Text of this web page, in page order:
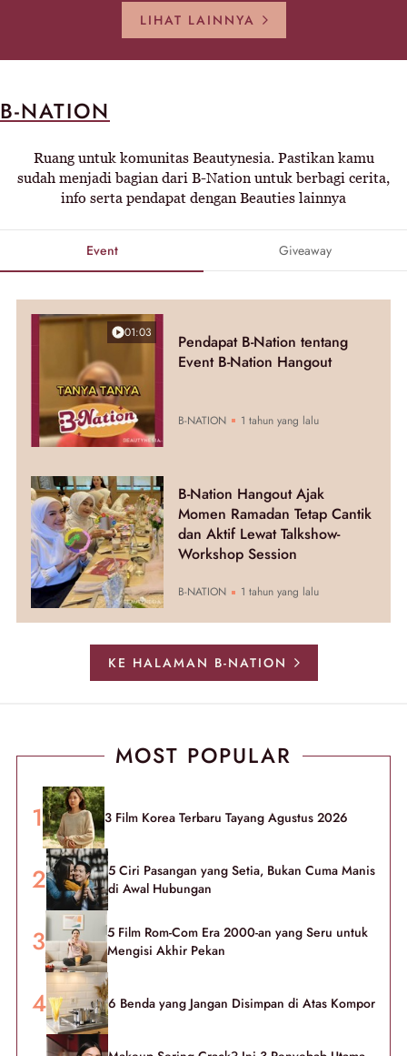
LIHAT LAINNYA
B-NATION
Ruang untuk komunitas Beautynesia. Pastikan kamu
sudah menjadi bagian dari B-Nation untuk berbagi cerita,
info serta pendapat dengan Beauties lainnya
Event Giveaway
01:03
Pendapat B-Nation tentang
Event B-Nation Hangout
B-NATION 1 tahun yang lalu
B-Nation Hangout Ajak
Momen Ramadan Tetap Cantik
dan Aktif Lewat Talkshow-
Workshop Session
B-NATION 1 tahun yang lalu
KE HALAMAN B-NATION
MOST POPULAR
3 Film Korea Terbaru Tayang Agustus 2026
5 Ciri Pasangan yang Setia, Bukan Cuma Manis
di Awal Hubungan
5 Film Rom-Com Era 2000-an yang Seru untuk
Mengisi Akhir Pekan
6 Benda yang Jangan Disimpan di Atas Kompor